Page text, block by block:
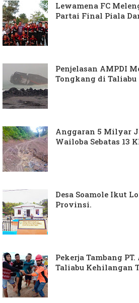
Lewamena FC
Partai Final Piala
Penjelasan AMPDI
Tongkang di Taliabu
Anggaran 5 Milyar
Wailoba Sebatas 13
Desa Soamole Ikut
Provinsi.
Pekerja Tambang
Taliabu Kehilangan